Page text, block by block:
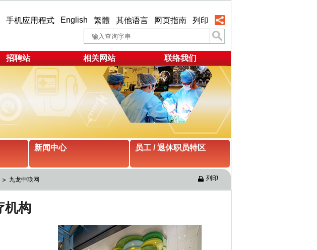
手机应用程式 English 繁體 其他语言 网页指南 列印
招聘站 相关网站 联络我们
新闻中心 员工 / 退休职员特区
九龙中联网 列印